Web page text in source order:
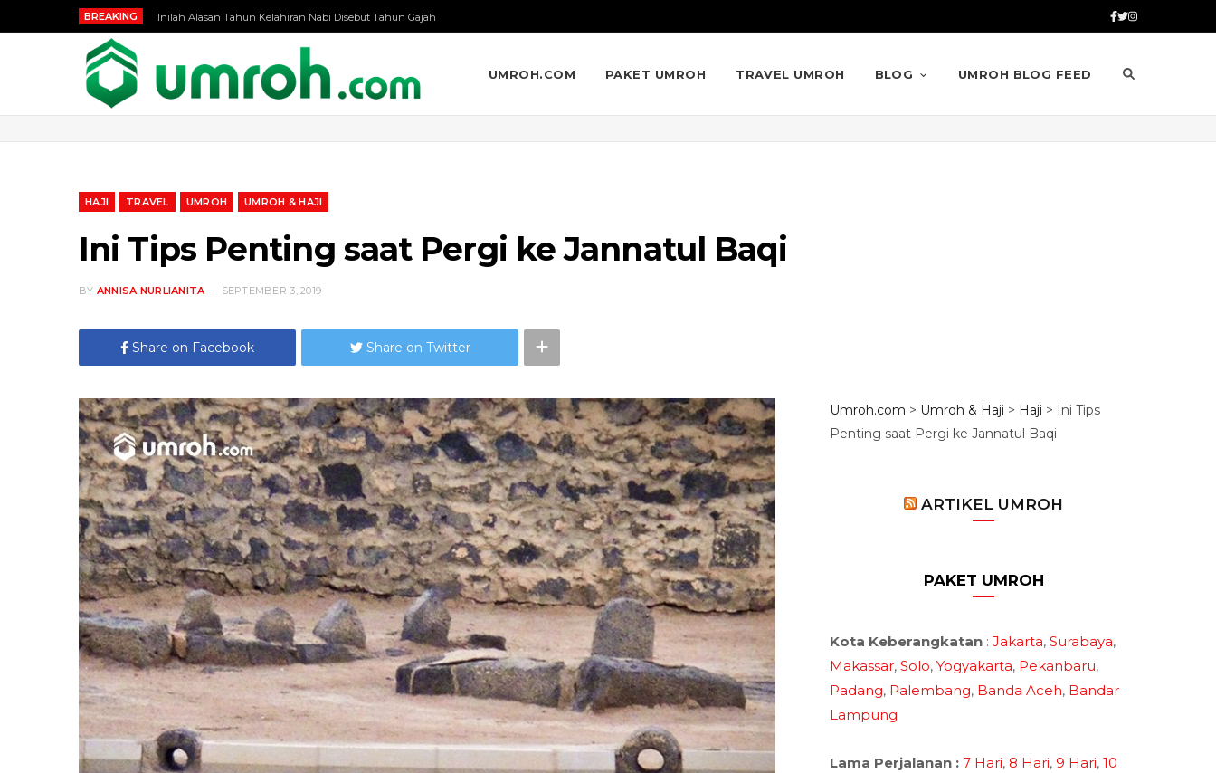
BREAKING Inilah Alasan Tahun Kelahiran Nabi Disebut Tahun Gajah
UMROH.COM PAKET UMROH TRAVEL UMROH BLOG UMROH BLOG FEED
HAJI TRAVEL UMROH UMROH & HAJI
Ini Tips Penting saat Pergi ke Jannatul Baqi
BY ANNISA NURLIANITA SEPTEMBER 3, 2019
Share on Facebook Share on Twitter
Umroh.com > Umroh & Haji > Haji >
Ini Tips
Penting saat Pergi ke Jannatul Baqi
ARTIKEL UMROH
PAKET UMROH
Kota Keberangkatan : Jakarta, Surabaya,
Makassar, Solo, Yogyakarta, Pekanbaru,
Padang, Palembang, Banda Aceh, Bandar
Lampung
Lama Perjalanan : 7 Hari, 8 Hari, 9 Hari, 10